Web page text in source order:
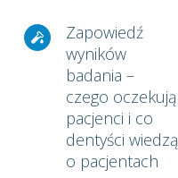
Zapowiedź
wyników
badania –
czego oczekują
pacjenci i co
dentyści wiedzą
o pacjentach